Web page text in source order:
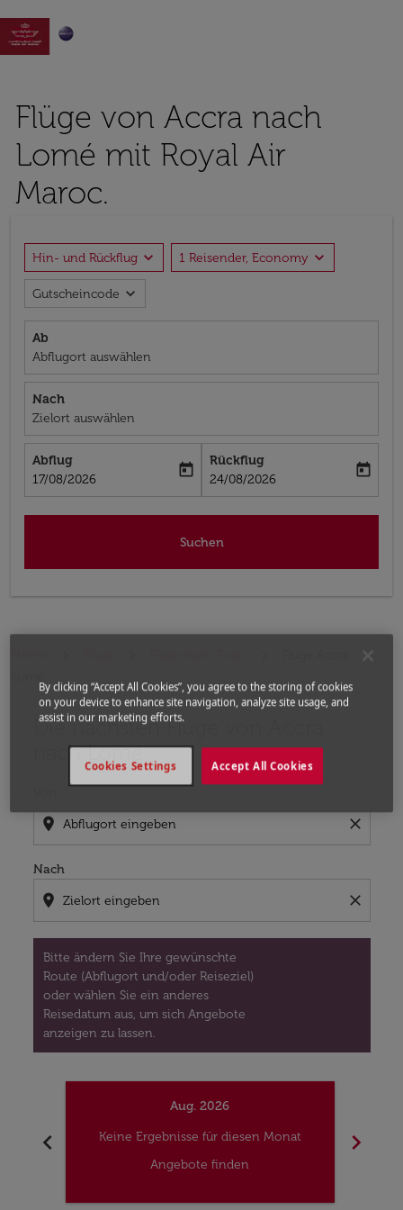

Flüge von Accra nach
Lomé mit Royal Air
Maroc.
Hin- und Rückflug expand_more 1 Reisender, Economy expand_more
Gutscheincode expand_more
Ab
Abflugort auswählen
Nach
Zielort auswählen
Abflug
fc-booking-departure-date-aria-label
17/08/2026
today
Rückflug
fc-booking-return-date-aria-label
24/08/2026
today
Suchen
Die nächsten Flüge von Accra
nach Lomé
location_on close
Nach
location_on close
Bitte ändern Sie Ihre gewünschte
Route (Abflugort und/oder Reiseziel)
oder wählen Sie ein anderes
Reisedatum aus, um sich Angebote
anzeigen zu lassen.
Bitte ändern Sie Ihre gewünschte Route (Abflugort
chevron_left
Aug. 2026
Keine Ergebnisse für diesen Monat
Angebote finden
chevron_right
By clicking “Accept All Cookies”, you agree to the storing of cookies
on your device to enhance site navigation, analyze site usage, and
assist in our marketing efforts.
Accept All Cookies
Cookies Settings